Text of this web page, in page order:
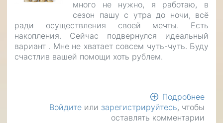
много не нужно, я работаю, в
сезон пашу с утра до ночи, всё
ради осуществления своей мечты. Есть
накопления. Сейчас подвернулся идеальный
вариант . Мне не хватает совсем чуть-чуть. Буду
счастлив вашей помощи хоть рублем.
Подробнее
Войдите или зарегистрируйтесь, чтобы
оставлять комментарии